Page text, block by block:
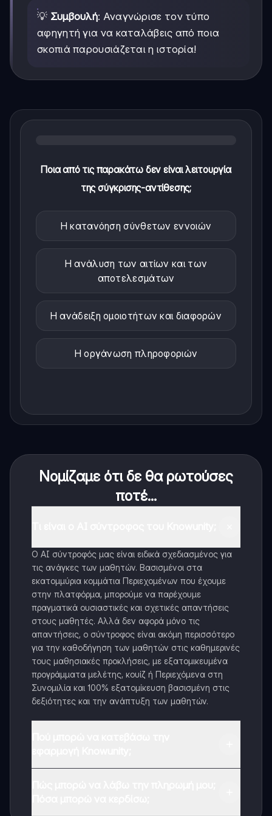
💡 Συμβουλή: Αναγνώρισε τον τύπο
αφηγητή για να καταλάβεις από ποια
σκοπιά παρουσιάζεται η ιστορία!
Ποια από τις παρακάτω δεν είναι λειτουργία
της σύγκρισης-αντίθεσης;
Η κατανόηση σύνθετων εννοιών
Η ανάλυση των αιτίων και των
αποτελεσμάτων
Η ανάδειξη ομοιοτήτων και διαφορών
Η οργάνωση πληροφοριών
Νομίζαμε ότι δε θα ρωτούσες
ποτέ...
Ο AI σύντροφός μας είναι ειδικά σχεδιασμένος για
τις ανάγκες των μαθητών. Βασισμένοι στα
εκατομμύρια κομμάτια Περιεχομένων που έχουμε
στην πλατφόρμα, μπορούμε να παρέχουμε
πραγματικά ουσιαστικές και σχετικές απαντήσεις
στους μαθητές. Αλλά δεν αφορά μόνο τις
απαντήσεις, ο σύντροφος είναι ακόμη περισσότερο
για την καθοδήγηση των μαθητών στις καθημερινές
τους μαθησιακές προκλήσεις, με εξατομικευμένα
προγράμματα μελέτης, κουίζ ή Περιεχόμενα στη
Συνομιλία και 100% εξατομίκευση βασισμένη στις
δεξιότητες και την ανάπτυξη των μαθητών.